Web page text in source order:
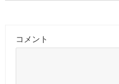
コメント